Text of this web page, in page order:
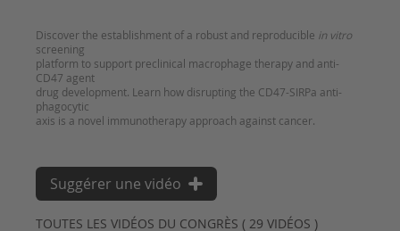
Discover the establishment of a robust and reproducible in vitro
screening
platform to support preclinical macrophage therapy and anti-
CD47 agent
drug development. Learn how disrupting the CD47-SIRPa anti-
phagocytic
axis is a novel immunotherapy approach against cancer.
TOUTES LES VIDÉOS DU CONGRÈS ( 29 VIDÉOS )
Suggérer une vidéo